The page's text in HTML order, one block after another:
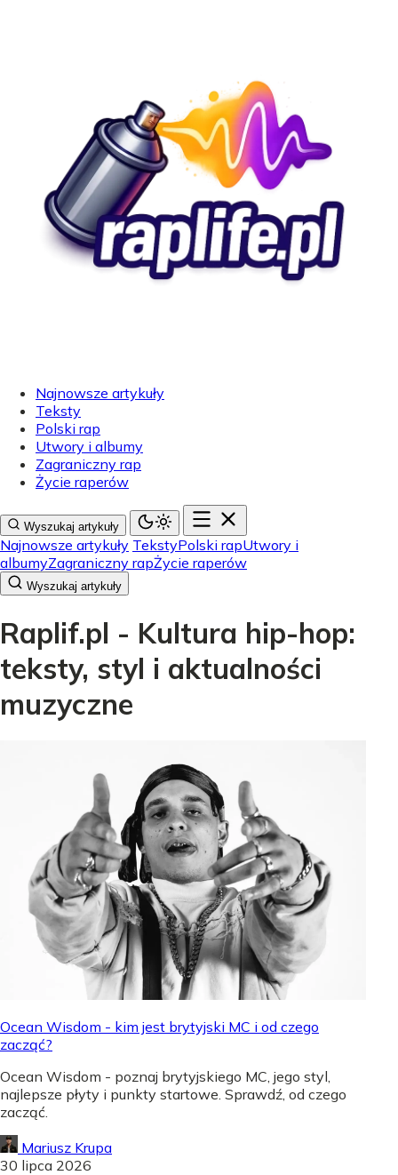
Najnowsze artykuły
Teksty
Polski rap
Utwory i albumy
Zagraniczny rap
Życie raperów
Wyszukaj artykuły
Najnowsze artykuły TekstyPolski rapUtwory i
albumyZagraniczny rapŻycie raperów
Wyszukaj artykuły
Raplif.pl - Kultura hip-hop:
teksty, styl i aktualności
muzyczne
Ocean Wisdom - kim jest brytyjski MC i od czego
zacząć?
Ocean Wisdom - poznaj brytyjskiego MC, jego styl,
najlepsze płyty i punkty startowe. Sprawdź, od czego
zacząć.
Mariusz Krupa
30 lipca 2026